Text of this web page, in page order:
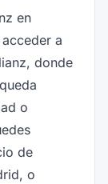
en
a
donde
o
de
o